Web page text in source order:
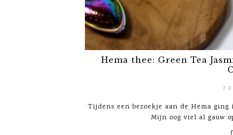
Hema thee: Green Tea
7
Tijdens een bezoekje aan de Hema
Mijn oog viel al gauw